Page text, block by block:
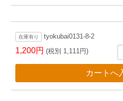
在庫有り tyokubai0131-8-2
1,200円(税別 1,111円)